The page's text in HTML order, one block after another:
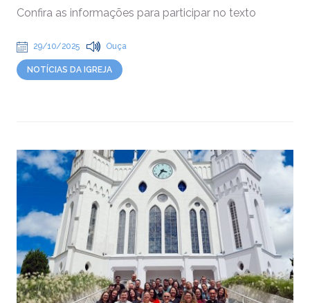
Confira as informações para participar no texto
29/10/2025 Ouça
NOTÍCIAS DA IGREJA